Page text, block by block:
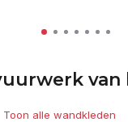
van
Toon alle wandkleden